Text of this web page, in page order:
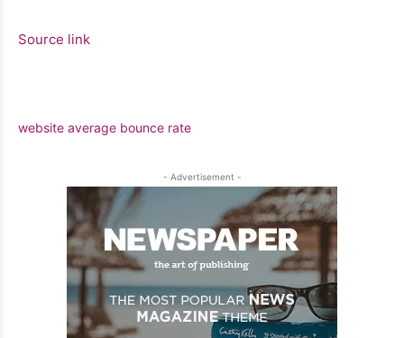
Source link
website average bounce rate
- Advertisement -